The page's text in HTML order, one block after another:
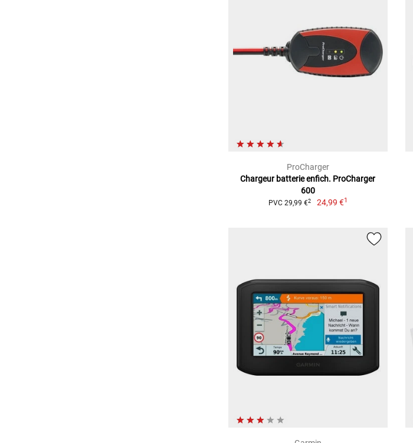
ProCharger
Chargeur batterie enfich. ProCharger
600
PVC 29,99 €2 24,99 €1